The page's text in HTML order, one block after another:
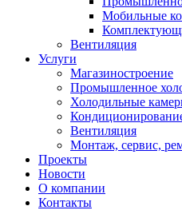
Мобильные
Вентиляция
Услуги
Магазиностроение
Промышленное
Холодильные
Вентиляция
Монтаж, сервис,
Проекты
Новости
О компании
Контакты